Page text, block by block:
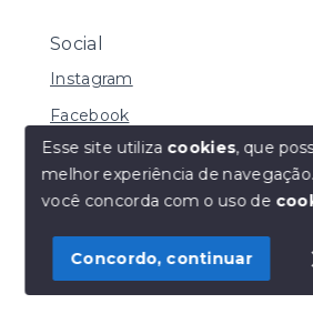
Olá! Estamos
Social
Instagram
Facebook
© Copyright 2026 - Henrique
SITE PARA IMOBILIARIA
Esse site utiliza cookies, que
melhor experiência de
você concorda com o uso de
Concordo, continuar